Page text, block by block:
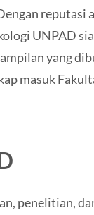
reputasi
UNPAD
yang
masuk
penelitian,